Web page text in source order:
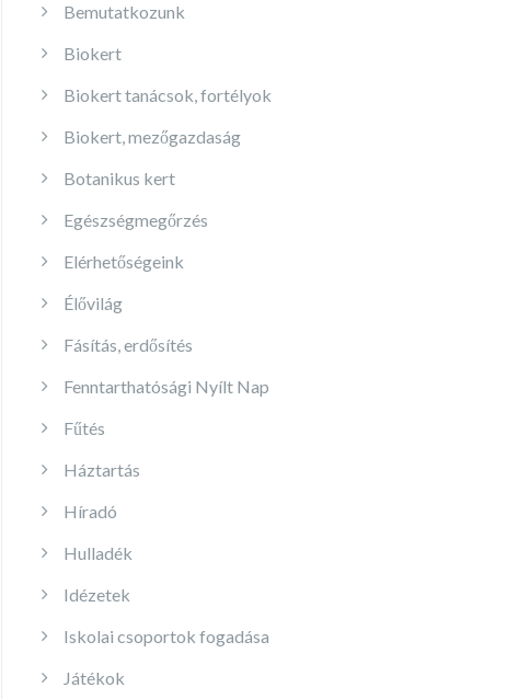
Bemutatkozunk
Biokert
Biokert tanácsok, fortélyok
Biokert, mezőgazdaság
Botanikus kert
Egészségmegőrzés
Elérhetőségeink
Élővilág
Fásítás, erdősítés
Fenntarthatósági Nyílt Nap
Fűtés
Háztartás
Híradó
Hulladék
Idézetek
Iskolai csoportok fogadása
Játékok